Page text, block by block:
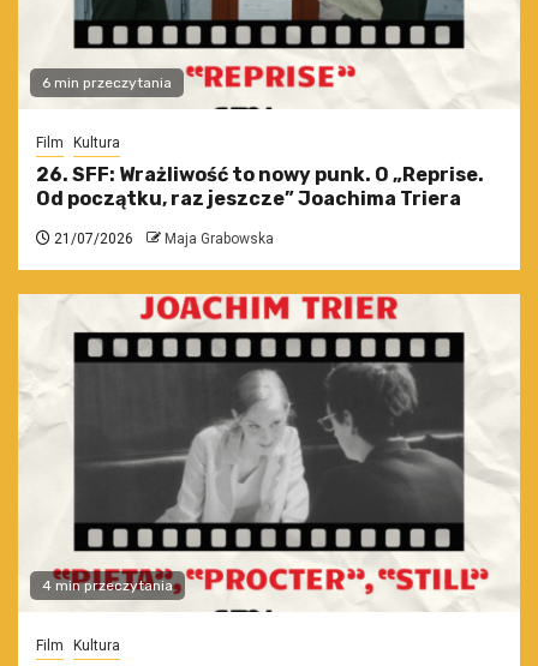
6 min przeczytania
Film Kultura
26. SFF: Wrażliwość to nowy punk. O „Reprise.
Od początku, raz jeszcze” Joachima Triera
21/07/2026 Maja Grabowska
4 min przeczytania
Film Kultura